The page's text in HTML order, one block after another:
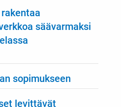
säävarmaksi
sopimukseen
levittävät